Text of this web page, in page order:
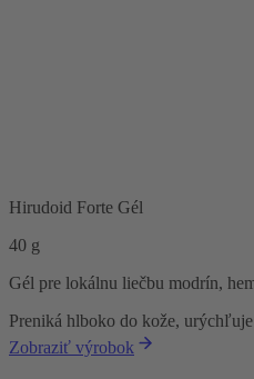
Hirudoid Forte Gél
40 g
Gél pre lokálnu liečbu modrín,
Preniká hlboko do kože,
Zobraziť výrobok